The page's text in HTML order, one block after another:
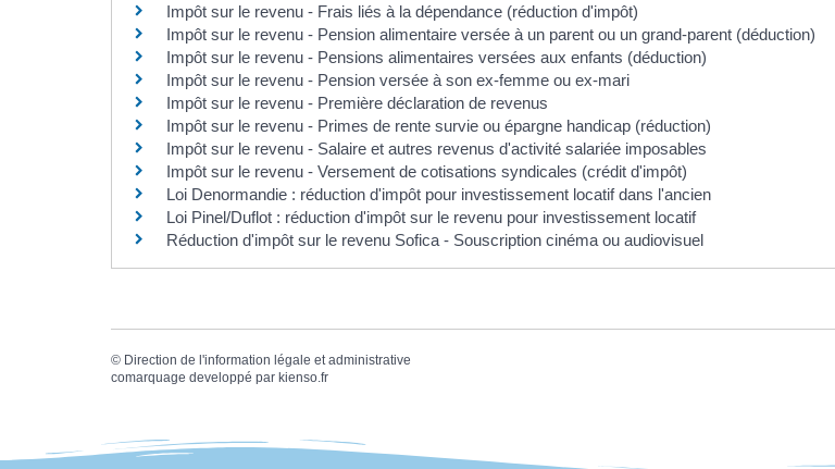
Impôt sur le revenu - Frais liés à la dépendance (réduction d'impôt)
Impôt sur le revenu - Pension alimentaire versée à un parent ou un grand-parent (déduction)
Impôt sur le revenu - Pensions alimentaires versées aux enfants (déduction)
Impôt sur le revenu - Pension versée à son ex-femme ou ex-mari
Impôt sur le revenu - Première déclaration de revenus
Impôt sur le revenu - Primes de rente survie ou épargne handicap (réduction)
Impôt sur le revenu - Salaire et autres revenus d'activité salariée imposables
Impôt sur le revenu - Versement de cotisations syndicales (crédit d'impôt)
Loi Denormandie : réduction d'impôt pour investissement locatif dans l'ancien
Loi Pinel/Duflot : réduction d'impôt sur le revenu pour investissement locatif
Réduction d'impôt sur le revenu Sofica - Souscription cinéma ou audiovisuel
© Direction de l'information légale et administrative
comarquage developpé par kienso.fr